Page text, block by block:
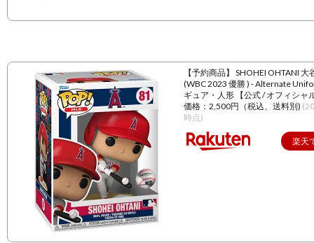
【予約商品】 SHOHEI OHTANI 大
(WBC 2023 優勝 ) - Alternate
ギュア・人形 【公式 / オフィシャ
価格：2,500円（税込、送料別)
時点)
楽天